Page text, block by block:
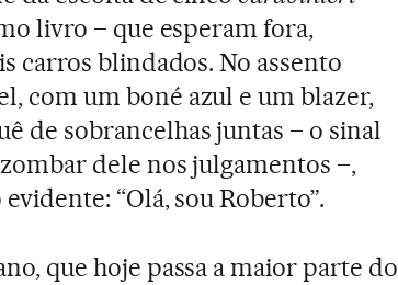
livro – que esperam fora,
carros blindados. No assento
com um boné azul e um blazer,
de sobrancelhas juntas – o sinal
dele nos julgamentos –,
“Olá, sou Roberto”.
que hoje passa a maior parte do